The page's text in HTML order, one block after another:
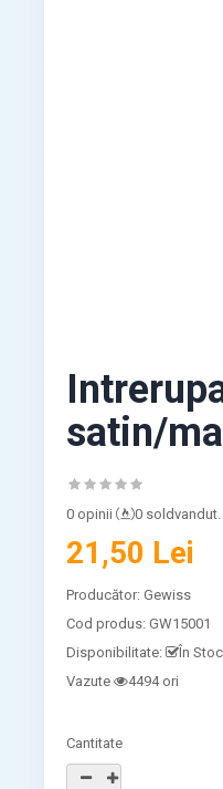
satin/
0 opinii 0
21,50 Lei
Producător:Gewiss
Cod produs:GW15001
Disponibilitate:
În Stoc
Vazute
4494 ori
Cantitate